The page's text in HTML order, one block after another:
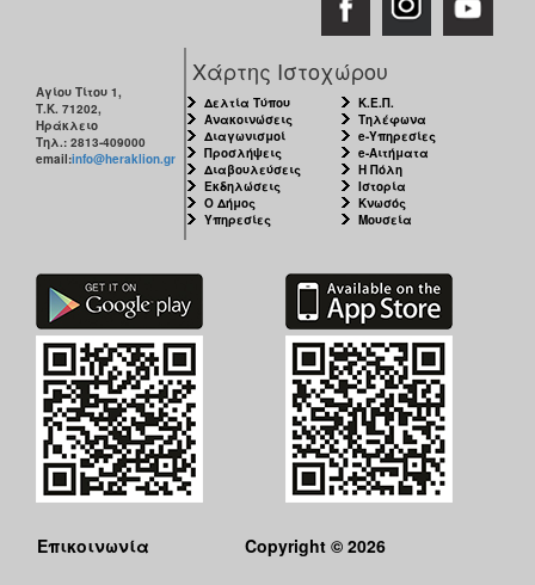
Αγίου Τίτου 1,
Τ.Κ. 71202,
Ηράκλειο
Τηλ.: 2813-409000
email:info@heraklion.gr
Χάρτης Ιστοχώρου
Δελτία Τύπου
Ανακοινώσεις
Διαγωνισμοί
Προσλήψεις
Διαβουλεύσεις
Εκδηλώσεις
Ο Δήμος
Υπηρεσίες
Κ.Ε.Π.
Τηλέφωνα
e-Υπηρεσίες
e-Αιτήματα
Η Πόλη
Ιστορία
Κνωσός
Μουσεία
Επικοινωνία
Copyright © 2026